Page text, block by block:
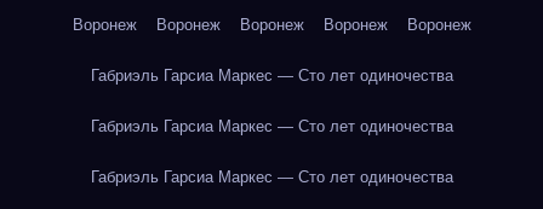
Воронеж Воронеж Воронеж Воронеж Воронеж
Габриэль Гарсиа Маркес — Сто лет одиночества
Габриэль Гарсиа Маркес — Сто лет одиночества
Габриэль Гарсиа Маркес — Сто лет одиночества